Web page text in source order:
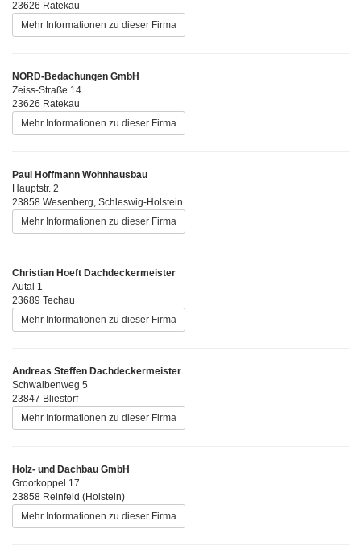
23626 Ratekau
Mehr Informationen zu dieser Firma
NORD-Bedachungen GmbH
Zeiss-Straße 14
23626 Ratekau
Mehr Informationen zu dieser Firma
Paul Hoffmann Wohnhausbau
Hauptstr. 2
23858 Wesenberg, Schleswig-Holstein
Mehr Informationen zu dieser Firma
Christian Hoeft Dachdeckermeister
Autal 1
23689 Techau
Mehr Informationen zu dieser Firma
Andreas Steffen Dachdeckermeister
Schwalbenweg 5
23847 Bliestorf
Mehr Informationen zu dieser Firma
Holz- und Dachbau GmbH
Grootkoppel 17
23858 Reinfeld (Holstein)
Mehr Informationen zu dieser Firma